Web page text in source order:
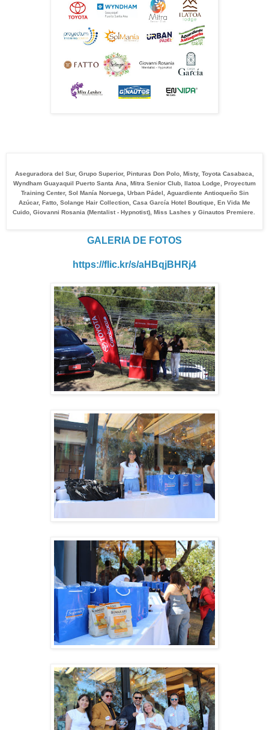
Aseguradora del Sur, Grupo Superior, Pinturas Don Polo, Misty, Toyota Casabaca,
Wyndham Guayaquil Puerto Santa Ana, Mitra Senior Club, Ilatoa Lodge, Proyectum
Training Center, Sol Manía Noruega, Urban Pádel, Aguardiente Antioqueño Sin
Azúcar, Fatto, Solange Hair Collection, Casa García Hotel Boutique, En Vida Me
Cuido, Giovanni Rosania (Mentalist - Hypnotist), Miss Lashes y Ginautos Premiere.
GALERIA DE FOTOS
https://flic.kr/s/aHBqjBHRj4